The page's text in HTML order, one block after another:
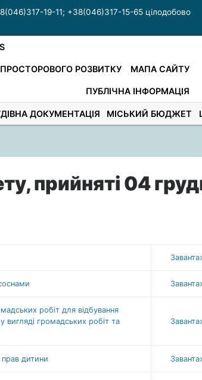
19-11; +38(046)317-15-65 цілодобово
РОЗВИТКУ МАПА САЙТУ
ПУБЛІЧНА ІНФОРМАЦІЯ
ДОКУМЕНТАЦІЯ МІСЬКИЙ БЮДЖЕТ
прийняті 04
робіт для відбування
вигляді громадських робіт та
прав дитини